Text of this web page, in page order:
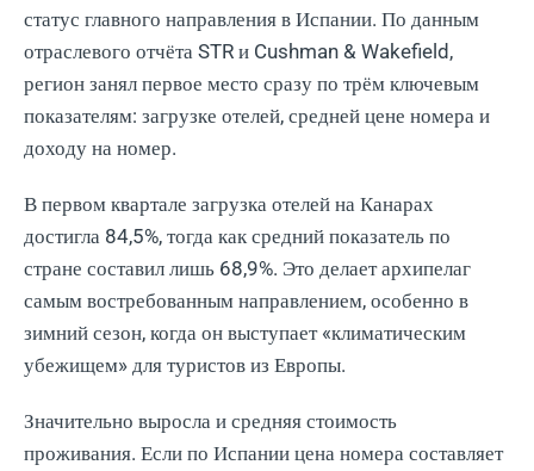
статус главного направления в Испании. По данным
отраслевого отчёта STR и Cushman & Wakefield,
регион занял первое место сразу по трём ключевым
показателям: загрузке отелей, средней цене номера и
доходу на номер.
В первом квартале загрузка отелей на Канарах
достигла 84,5%, тогда как средний показатель по
стране составил лишь 68,9%. Это делает архипелаг
самым востребованным направлением, особенно в
зимний сезон, когда он выступает «климатическим
убежищем» для туристов из Европы.
Значительно выросла и средняя стоимость
проживания. Если по Испании цена номера составляет